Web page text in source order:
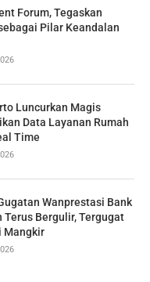
Forum, Tegaskan
Pilar Keandalan
Luncurkan Magis
Data Layanan Rumah
Time
Wanprestasi Bank
Terus Bergulir, Tergugat
Mangkir